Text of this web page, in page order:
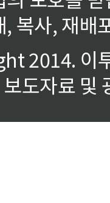
복사, 재배
2014. 이
도자료